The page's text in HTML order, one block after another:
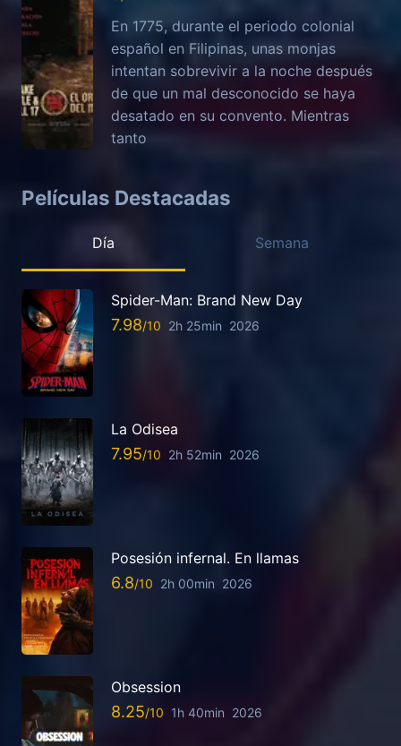
En 1775, durante el periodo colonial
español en Filipinas, unas monjas
intentan sobrevivir a la noche después
de que un mal desconocido se haya
desatado en su convento. Mientras
tanto
Películas Destacadas
Día Semana
Spider-Man: Brand New Day
7.98 2h 25min 2026
La Odisea
7.95 2h 52min 2026
Posesión infernal. En llamas
6.8 2h 00min 2026
Obsession
8.25 1h 40min 2026